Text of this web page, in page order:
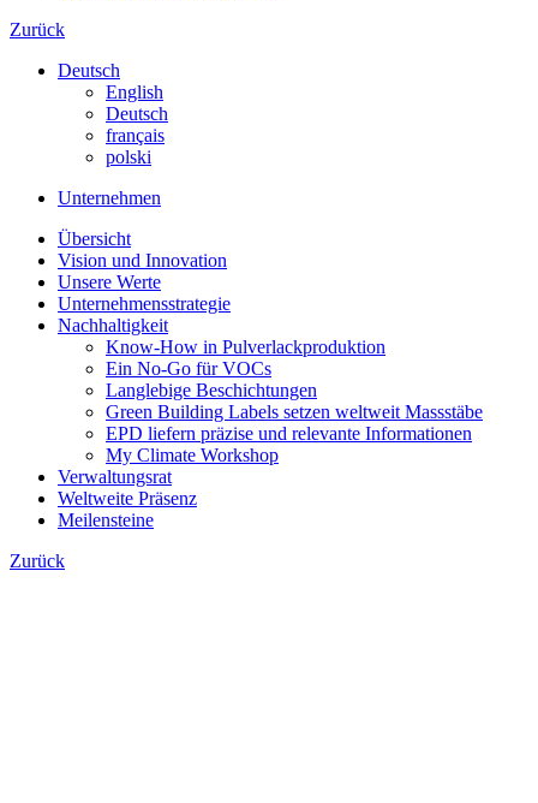
Zurück
Deutsch
English
Deutsch
français
polski
Unternehmen
Übersicht
Vision und Innovation
Unsere Werte
Unternehmensstrategie
Nachhaltigkeit
Know-How in Pulverlackproduktion
Ein No-Go für VOCs
Langlebige Beschichtungen
Green Building Labels setzen weltweit Massstäbe
EPD liefern präzise und relevante Informationen
My Climate Workshop
Verwaltungsrat
Weltweite Präsenz
Meilensteine
Zurück